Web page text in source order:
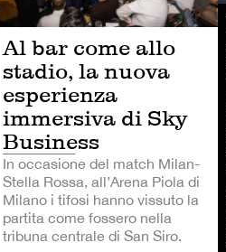
Al bar come allo
stadio, la nuova
esperienza
immersiva di Sky
Business
In occasione del match Milan-
Stella Rossa, all’Arena Piola di
Milano i tifosi hanno vissuto la
partita come fossero nella
tribuna centrale di San Siro.